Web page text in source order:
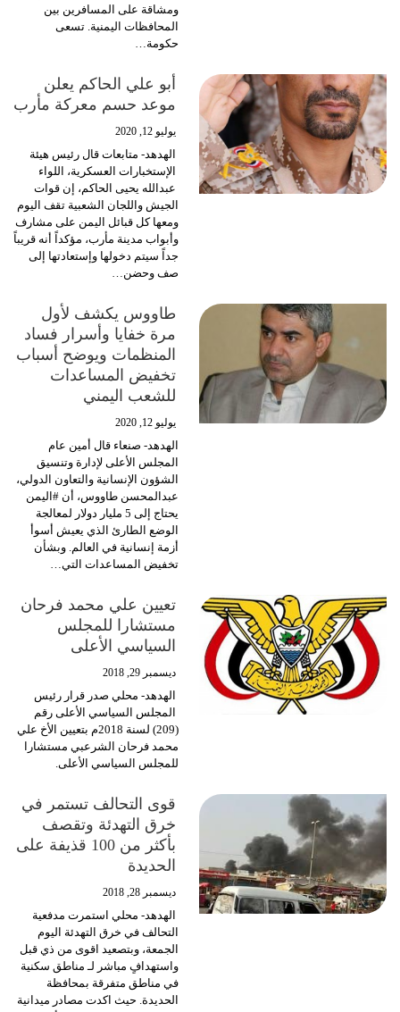
ومشاقة على المسافرين بين
المحافظات اليمنية. تسعى
حكومة…
أبو علي الحاكم يعلن
موعد حسم معركة مأرب
يوليو 12, 2020
الهدهد- متابعات قال رئيس هيئة
الإستخبارات العسكرية، اللواء
عبدالله يحيى الحاكم، إن قوات
الجيش واللجان الشعبية تقف اليوم
ومعها كل قبائل اليمن على مشارف
وأبواب مدينة مأرب، مؤكداً أنه قريباً
جداً سيتم دخولها وإستعادتها إلى
صف وحضن…
طاووس يكشف لأول
مرة خفايا وأسرار فساد
المنظمات ويوضح أسباب
تخفيض المساعدات
للشعب اليمني
يوليو 12, 2020
الهدهد- صنعاء قال أمين عام
المجلس الأعلى لإدارة وتنسيق
الشؤون الإنسانية والتعاون الدولي،
عبدالمحسن طاووس، أن #اليمن
يحتاج إلى 5 مليار دولار لمعالجة
الوضع الطارئ الذي يعيش أسوأ
أزمة إنسانية في العالم. وبشأن
تخفيض المساعدات التي…
تعيين علي محمد فرحان
مستشارا للمجلس
السياسي الأعلى
ديسمبر 29, 2018
الهدهد- محلي صدر قرار رئيس
المجلس السياسي الأعلى رقم
(209) لسنة 2018م بتعيين الأخ علي
محمد فرحان الشرعبي مستشارا
للمجلس السياسي الأعلى.
قوى التحالف تستمر في
خرق التهدئة وتقصف
بأكثر من 100 قذيفة على
الحديدة
ديسمبر 28, 2018
الهدهد- محلي استمرت مدفعية
التحالف في خرق التهدئة اليوم
الجمعة، وبتصعيد اقوى من ذي قبل
واستهدافٍ مباشر لـ مناطق سكنية
في مناطق متفرقة بمحافظة
الحديدة. حيث اكدت مصادر ميدانية